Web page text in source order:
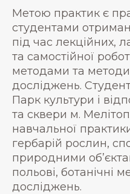
Метою практик є
студентами
під час лекційних,
та самостійної
методами та
досліджень.
Парк культури і
та сквери м.
навчальної
гербарій рослин,
природними
польові, ботанічні
досліджень.